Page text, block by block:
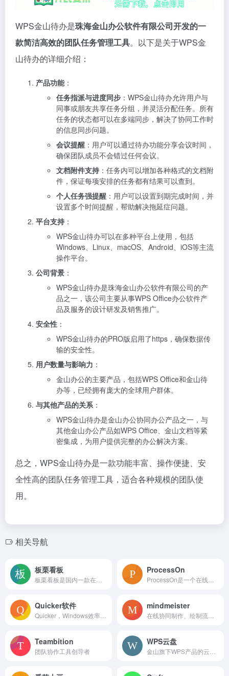
WPS金山待办是珠海金山办公软件有限公司开发的一
款简洁高效的团队任务管理工具。以下是关于WPS金
山待办的详细介绍：
产品功能：
任务指派与进度同步 ：WPS金山待办允许用户与
同事或朋友共享任务分组，并灵活分配任务。所有
任务的状态都可以在多端同步，解决了协同工作时
的信息同步问题。
会议提醒 ：用户可以通过待办功能分享会议时间，
确保团队成员不会错过任何会议。
文档附件支持 ：任务内可以增加各种格式的文档附
件，保证每项安排的任务都有结果可以查到。
个人任务强提醒 ：用户可以设置到期完成时间，并
设置多个时间提醒，帮助解决拖延症问题。
平台支持 ：
WPS金山待办可以在多种平台上使用，包括
Windows、Linux、macOS、Android、iOS等主流
操作平台。
公司背景 ：
WPS金山待办是珠海金山办公软件有限公司的产
品之一，该公司主要从事WPS Office办公软件产
品及服务的设计研发及销售推广。
安全性 ：
WPS金山待办的PRO版启用了https，确保数据传
输的安全性。
用户数量与影响力 ：
金山办公的主要产品，包括WPS Office和金山待
办等，已经拥有庞大的全球用户群体。
与其他产品的关系：
WPS金山待办是金山办公协同办公产品之一，与
其他金山办公产品如WPS Office、金山文档等紧
密集成，为用户提供完整的办公解决方案。
总之，WPS金山待办是一款功能丰富、操作便捷、安
全性高的团队任务管理工具，适合各种规模的团队使
用。
相关导航
板栗看板 ProcessOn
Quicker软件 mindmeister
Teambition
团队协作工具创导者
WPS云盘